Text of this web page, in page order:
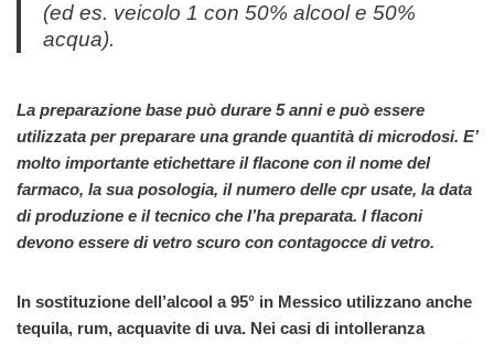
(ed es. veicolo 1 con 50% alcool e 50%
acqua).
La preparazione base può durare 5 anni e può essere
utilizzata per preparare una grande quantità di microdosi. E’
molto importante etichettare il flacone con il nome del
farmaco, la sua posologia, il numero delle cpr usate, la data
di produzione e il tecnico che l’ha preparata. I flaconi
devono essere di vetro scuro con contagocce di vetro.
In sostituzione dell’alcool a 95° in Messico utilizzano anche
tequila, rum, acquavite di uva. Nei casi di intolleranza